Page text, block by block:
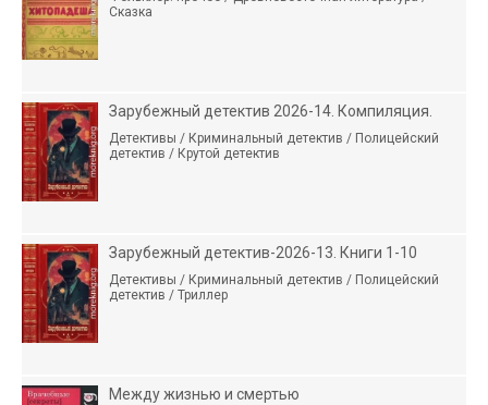
Сказка
Зарубежный детектив 2026-14. Компиляция.
Детективы / Криминальный детектив / Полицейский
детектив / Крутой детектив
Зарубежный детектив-2026-13. Книги 1-10
Детективы / Криминальный детектив / Полицейский
детектив / Триллер
Между жизнью и смертью